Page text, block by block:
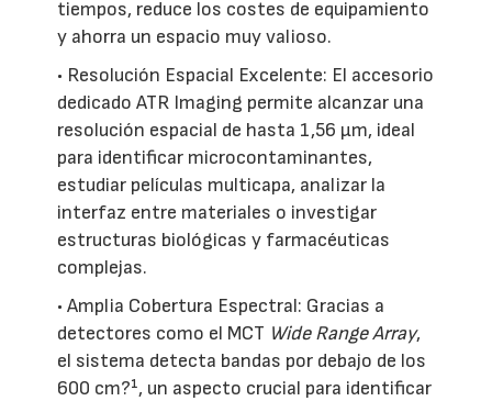
tiempos, reduce los costes de equipamiento
y ahorra un espacio muy valioso.
• Resolución Espacial Excelente: El accesorio
dedicado ATR Imaging permite alcanzar una
resolución espacial de hasta 1,56 µm, ideal
para identificar microcontaminantes,
estudiar películas multicapa, analizar la
interfaz entre materiales o investigar
estructuras biológicas y farmacéuticas
complejas.
• Amplia Cobertura Espectral: Gracias a
detectores como el MCT Wide Range Array,
el sistema detecta bandas por debajo de los
600 cm?¹, un aspecto crucial para identificar